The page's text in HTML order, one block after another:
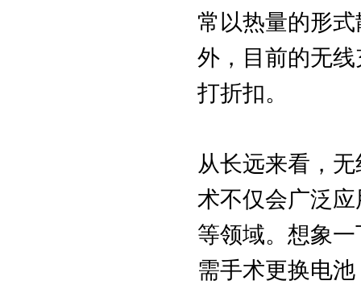
常以热量的形
外，目前的无
打折扣。
从长远来看，
术不仅会广泛
等领域。想象
需手术更换电